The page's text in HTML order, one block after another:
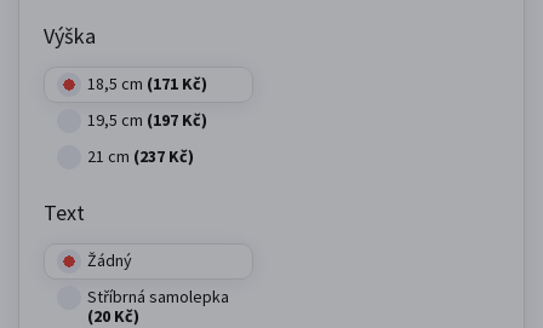
Výška
18,5 cm (171 Kč)
19,5 cm (197 Kč)
21 cm (237 Kč)
Text
Žádný
Stříbrná samolepka
(20 Kč)